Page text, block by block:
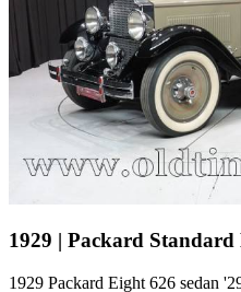
1929 | Packard Standard
1929 Packard Eight 626 sedan